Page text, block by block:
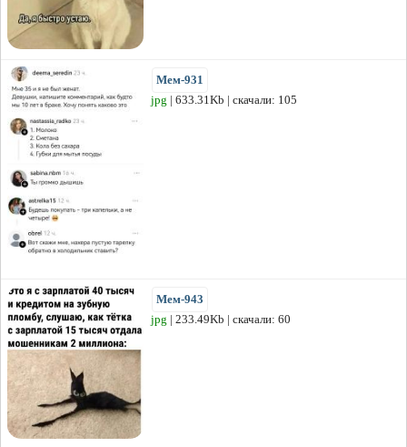
Мем-931
jpg | 633.31Kb | скачали: 105
Мем-943
jpg | 233.49Kb | скачали: 60